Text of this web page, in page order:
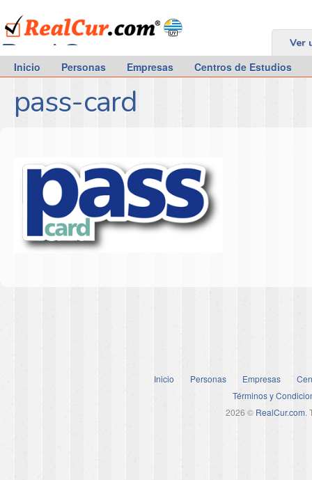
RealCur.com Ver
Inicio Personas Empresas Centros de Estudios
pass-card
Inicio Personas Empresas
Términos y
2026 © RealCur.com.